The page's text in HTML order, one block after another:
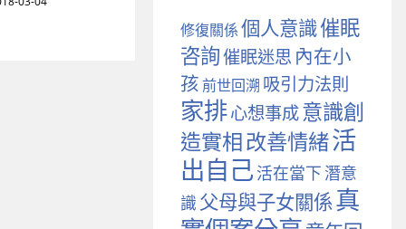
修復關係個人意識催眠
咨詢催眠迷思 內在小
孩前世回溯 吸引力法則
家排心想事成意識創
造實相改善情緒活
出自己 活在當下 潛意
識 父母與子女關係真